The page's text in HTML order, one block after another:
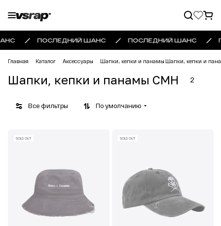
ПОСЛЕДНИЙ ШАНС ПОСЛЕДНИЙ ШАНС
Главная Каталог Аксессуары Шапки, кепки и панамы Шапки, кепки и
Шапки, кепки и панамы CMH 2
Все фильтры По умолчанию
SOLD OUT SOLD OUT